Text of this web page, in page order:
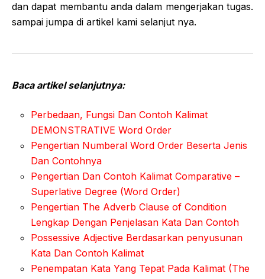
dan dapat membantu anda dalam mengerjakan tugas.
sampai jumpa di artikel kami selanjut nya.
Baca artikel selanjutnya:
Perbedaan, Fungsi Dan Contoh Kalimat
DEMONSTRATIVE Word Order
Pengertian Numberal Word Order Beserta Jenis
Dan Contohnya
Pengertian Dan Contoh Kalimat Comparative –
Superlative Degree (Word Order)
Pengertian The Adverb Clause of Condition
Lengkap Dengan Penjelasan Kata Dan Contoh
Possessive Adjective Berdasarkan penyusunan
Kata Dan Contoh Kalimat
Penempatan Kata Yang Tepat Pada Kalimat (The